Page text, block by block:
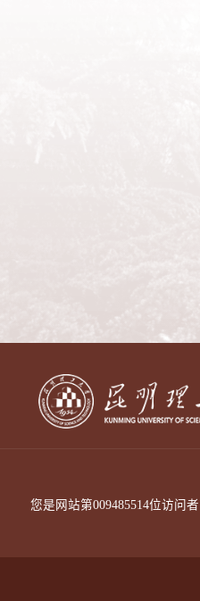
您是网站第009485514位访问者